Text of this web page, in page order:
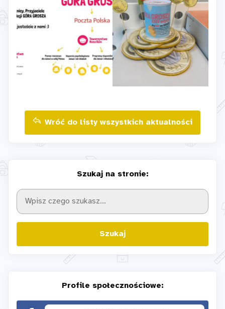
Wróć do listy wszystkich aktualności
Szukaj na stronie:
Szukaj
Profile społecznościowe: